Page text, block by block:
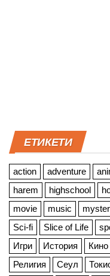
ЕТИКЕТИ
action adventure
harem
highschool
movie
music
Sci-fi
Slice of Life
Игри
История Кино
Религия
Сеул